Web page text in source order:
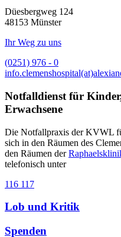
Düesbergweg 124
48153 Münster
Ihr Weg zu uns
(0251) 976 - 0
Notfalldienst für
Erwachsene
Die Notfallpraxis der KVWL
sich in den Räumen des
den Räumen der
telefonisch unter
116 117
Lob und Kritik
Spenden